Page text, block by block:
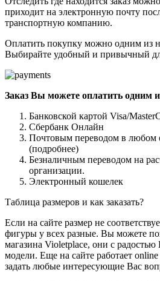
приходит на электронную почту
транспортную компанию.
Оплатить покупку можно одним из
Выбирайте удобный и привычный
Заказ Вы можете оплатить одним
Банковской картой Visa/
Сбербанк Онлайн
Почтовым переводом в любом
(подробнее)
Безналичным переводом на
организации.
Электронный кошелек
Таблица размеров и как заказать?
Если на сайте размер не
фигуры у всех разные. Вы можете
магазина Violetplace, они с
модели. Еще на сайте работает
задать любые интересующие Вас